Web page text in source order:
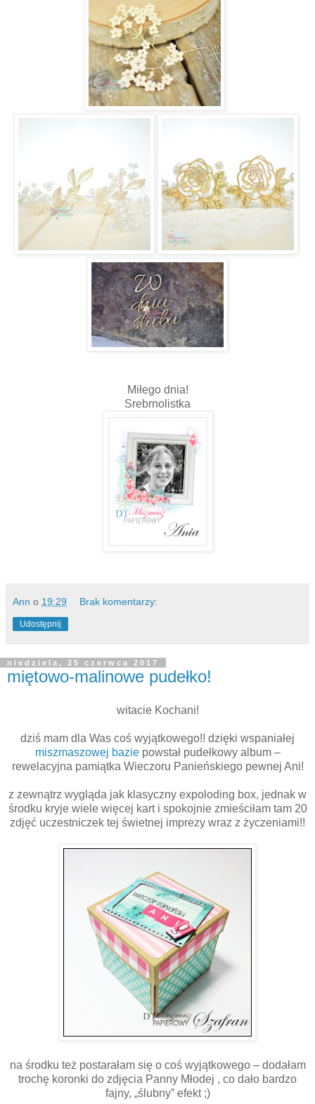
Miłego dnia!
Srebrnolistka
Ann o 19:29 Brak komentarzy:
Udostępnij
niedziela, 25 czerwca 2017
miętowo-malinowe pudełko!
witacie Kochani!
dziś mam dla Was coś wyjątkowego!! dzięki wspaniałej
miszmaszowej baziepowstał pudełkowy album –
rewelacyjna pamiątka Wieczoru Panieńskiego pewnej Ani!
z zewnątrz wygląda jak klasyczny expoloding box, jednak w
środku kryje wiele więcej kart i spokojnie zmieściłam tam 20
zdjęć uczestniczek tej świetnej imprezy wraz z życzeniami!!
na środku też postarałam się o coś wyjątkowego – dodałam
trochę koronki do zdjęcia Panny Młodej , co dało bardzo
fajny, „ślubny” efekt ;)